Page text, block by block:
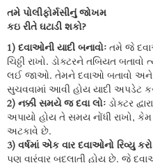
તમે પોલીફોર્મસીનું જોખમ
કઇ રીતે ઘટાડી શકો?
1) દવાઓની યાદી બનાવોઃ તમે જે
ચિઠ્ઠી રાખો. ડોક્ટરને તબિયત
લઈ જાઓ. તેમને દવાઓ બતાવો અને
સુચવવામાં આવી હોય યાદી અપડેટ
2) નક્કી સમયે જ દવા લોઃ ડોક્ટર
અપાયો હોય તે સમય નોંધી રાખો,
અટકાવે છે.
3) વર્ષમાં એક વાર દવાઓનો રિવ્યુ
પણ વારંવાર બદલાતી હોય છે. જે